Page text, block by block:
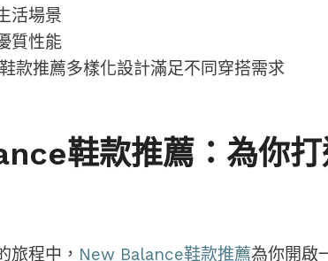
活場景
質性能
款推薦多樣化設計滿足不同穿搭需求
鞋款推薦：為你
旅程中， New Balance鞋款推薦為你開啟